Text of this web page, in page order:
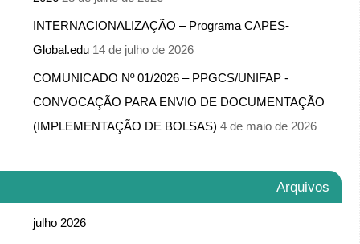
INTERNACIONALIZAÇÃO – Programa CAPES-
Global.edu 14 de julho de 2026
COMUNICADO Nº 01/2026 – PPGCS/UNIFAP -​
CONVOCAÇÃO PARA ENVIO DE DOCUMENTAÇÃO
(IMPLEMENTAÇÃO DE BOLSAS) 4 de maio de 2026
Arquivos
julho 2026